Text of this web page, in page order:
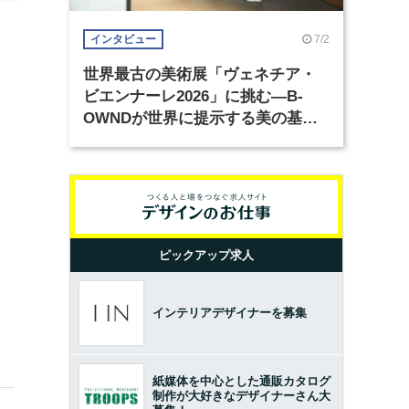
インタビュー 7/2
世界最古の美術展「ヴェネチア・
ビエンナーレ2026」に挑む―B-
OWNDが世界に提示する美の基準
ピックアップ求人
インテリアデザイナーを募集
紙媒体を中心とした通販カタログ
制作が大好きなデザイナーさん大